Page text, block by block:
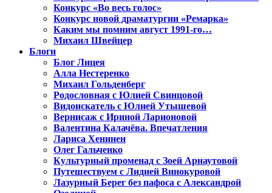
Конкурс «Во весь голос»
Конкурс новой драматургии «Ремарка»
Каким мы помним август 1991-го…
Михаил Швейцер
Блоги
Блог Лицея
Алла Нестеренко
Михаил Гольденберг
Родословная с Юлией Свинцовой
Видоискатель с Юлией Утышевой
Вернисаж с Ириной Ларионовой
Валентина Калачёва. Впечатления
Лариса Хенинен
Олег Гальченко
Культурный променад с Зоей Арнаутовой
Путешествуем с Лидией Винокуровой
Лазурный Берег без пафоса с Александрой